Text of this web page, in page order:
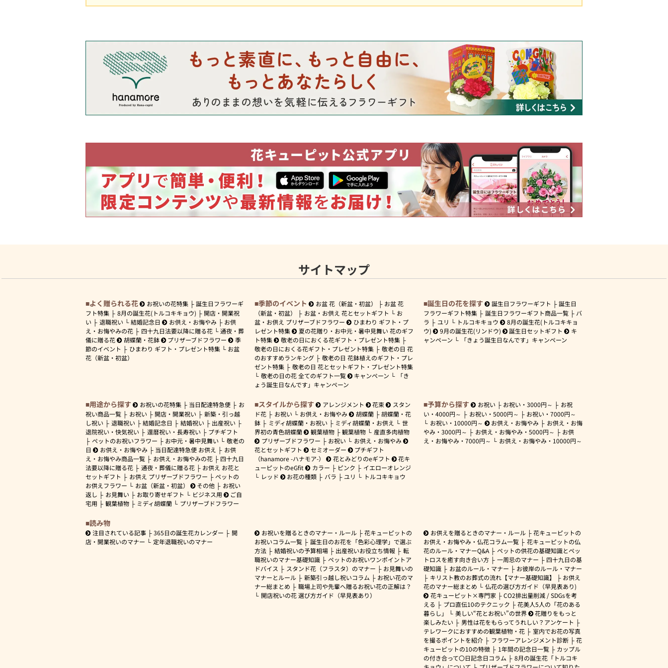
サイトマップ
よく贈られる花 お祝いの花特集
誕生日フラワーギ
フト特集
8月の誕生花(トルコキキョウ)
開店・開業祝
い
退職祝い 結婚記念日 お供え・お悔やみ
お供
え・お悔やみの花
四十九日法要以降に贈る花
通夜・葬
儀に贈る花
胡蝶蘭・花鉢 プリザーブドフラワー
季
節のイベント
ひまわり ギフト・プレゼント特集
お盆
花（新盆・初盆）
季節のイベント お盆 花（新盆・初盆）
お盆 花
（新盆・初盆）
お盆・お供え 花とセットギフト
お
盆・お供え プリザーブドフラワー
ひまわり ギフト・プ
レゼント特集
夏の花贈り・お中元・暑中見舞い 花のギフ
ト特集
敬老の日におくる花ギフト・プレゼント特集
敬老の日におくる花ギフト・プレゼント特集
敬老の日 花
のおすすめランキング
敬老の日 花鉢植えのギフト・プレ
ゼント特集
敬老の日 花とセットギフト・プレゼント特集
敬老の日の花 全てのギフト一覧
キャンペーン
「き
ょう誕生日なんです」キャンペーン
誕生日の花を探す 誕生日フラワーギフト
誕生日
フラワーギフト特集
誕生日フラワーギフト商品一覧
バ
ラ
ユリ トルコキキョウ
8月の誕生花(トルコキキョ
ウ)
9月の誕生花(リンドウ) 誕生日セットギフト
キ
ャンペーン
「きょう誕生日なんです」キャンペーン
用途から探す お祝いの花特集 当日配達特急便
お
祝い商品一覧
お祝い 開店・開業祝い
新築・引っ越
し祝い
退職祝い 結婚記念日 結婚祝い
出産祝い
退院祝い・快気祝い
還暦祝い・長寿祝い
プチギフト
ペットのお祝いフラワー
お中元・暑中見舞い
敬老の
日
お供え・お悔やみ 当日配達特急便 お供え
お供
え・お悔やみ商品一覧
お供え・お悔やみの花
四十九日
法要以降に贈る花
通夜・葬儀に贈る花
お供え お花と
セットギフト
お供え プリザーブドフラワー
ペットの
お供えフラワー
お盆（新盆・初盆） その他
お祝い
返し
お見舞い お取り寄せギフト ビジネス用
ご自
宅用
観葉植物 ミディ胡蝶蘭 プリザーブドフラワー
スタイルから探す アレンジメント 花束
スタン
ド花
お祝い お供え・お悔やみ 胡蝶蘭
胡蝶蘭・花
鉢
ミディ胡蝶蘭・お祝い ミディ胡蝶蘭・お供え
世
界初の青色胡蝶蘭
観葉植物 観葉植物
産直多肉植物
プリザーブドフラワー
お祝い
お供え・お悔やみ
花とセットギフト
セミオーダー
プチギフト
（hanamore -ハナモア-）
花とみどりのeギフト
花キ
ューピットのeGfit
カラー ピンク
イエローオレンジ
レッド
お花の種類 バラ ユリ トルコキキョウ
予算から探す お祝い お祝い・3000円～
お祝
い・ 4000円～ お祝い・ 5000円～ お祝い・7000円～
お祝い・ 10000円～ お供え・お悔やみ
お供え・お悔
やみ・ 3000円～ お供え・お悔やみ・ 5000円～
お供
え・お悔やみ・ 7000円～ お供え・お悔やみ・ 10000円～
読み物
注目されている記事 365日の誕生花カレンダー
開
店・開業祝いのマナー
定年退職祝いのマナー
お祝いを贈るときのマナー・ルール
花キューピットの
お祝いコラム一覧
誕生日のお花を「色彩心理学」で選ぶ
方法
結婚祝いの予算相場 出産祝いお役立ち情報
転
職祝いのマナー基礎知識
ペットのお祝いワンポイントア
ドバイス
スタンド花（フラスタ）のマナー
お見舞いの
マナーとルール
新築引っ越し祝いコラム
お祝い花のマ
ナー総まとめ
職場上司や先輩へ贈るお祝い花の正解は？
開店祝いの花 選び方ガイド（早見表あり）
お供えを贈るときのマナー・ルール
花キューピットの
お供え・お悔やみ・仏花コラム一覧
花キューピットの仏
花のルール・マナーQ&A
ペットの供花の基礎知識とペッ
トロスを癒す向き合い方
一周忌のマナー
四十九日の基
礎知識
お盆のルール・マナー
お彼岸のルール・マナー
キリスト教のお葬式の流れ【マナー基礎知識】
お供え
花のマナー総まとめ
仏花の選び方ガイド（早見表あり)
花キューピット×専門家
CO2排出量削減 / SDGsを考
える
プロ直伝10のテクニック
花美人5人の「花のある
暮らし」
美しい“花とお祝い”の世界
花贈りをもっと
楽しみたい
男性は花をもらってうれしい？アンケート
テレワークにおすすめの観葉植物・花
室内でお花の写真
を撮るポイントを紹介
フラワーアレンジメント診断
花
キューピットの10の特徴
1年間の記念日一覧
カップル
の付き合って〇日記念日コラム
8月の誕生花「トルコキ